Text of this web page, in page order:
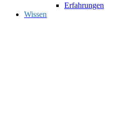
Erfahrungen
Wissen